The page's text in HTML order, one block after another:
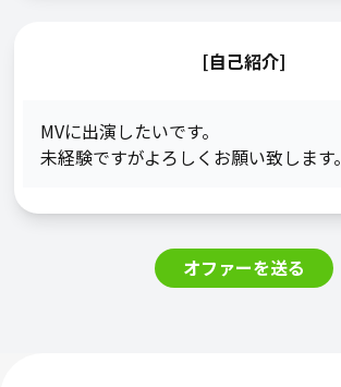
[自己紹介]
MVに出演したいです。
未経験ですがよろしくお願い致します。
オファーを送る